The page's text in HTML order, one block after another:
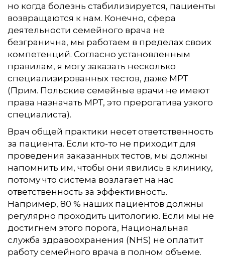
но когда болезнь стабилизируется, пациенты
возвращаются к нам. Конечно, сфера
деятельности семейного врача не
безгранична, мы работаем в пределах своих
компетенций. Согласно установленным
правилам, я могу заказать несколько
специализированных тестов, даже МРТ
(Прим. Польские семейные врачи не имеют
права назначать МРТ, это прерогатива узкого
специалиста).
Врач общей практики несет ответственность
за пациента. Если кто-то не приходит для
проведения заказанных тестов, мы должны
напомнить им, чтобы они явились в клинику,
потому что система возлагает на нас
ответственность за эффективность.
Например, 80 % наших пациентов должны
регулярно проходить цитологию. Если мы не
достигнем этого порога, Национальная
служба здравоохранения (NHS) не оплатит
работу семейного врача в полном объеме.